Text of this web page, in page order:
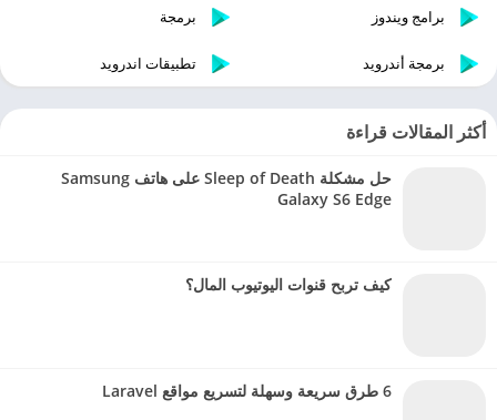
برامج ويندوز برمجة
برمجة أندرويد تطبيقات اندرويد
أكثر المقالات قراءة
حل مشكلة Sleep of Death على هاتف Samsung
Galaxy S6 Edge
كيف تربح قنوات اليوتيوب المال؟
6 طرق سريعة وسهلة لتسريع مواقع Laravel